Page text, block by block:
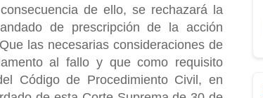
de ello, se rechazará la
de prescripción de la acción
las necesarias consideraciones de
al fallo y que como requisito
Código de Procedimiento Civil, en